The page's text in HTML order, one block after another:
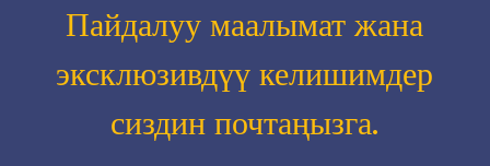
Пайдалуу маалымат жана
эксклюзивдүү келишимдер
сиздин почтаңызга.